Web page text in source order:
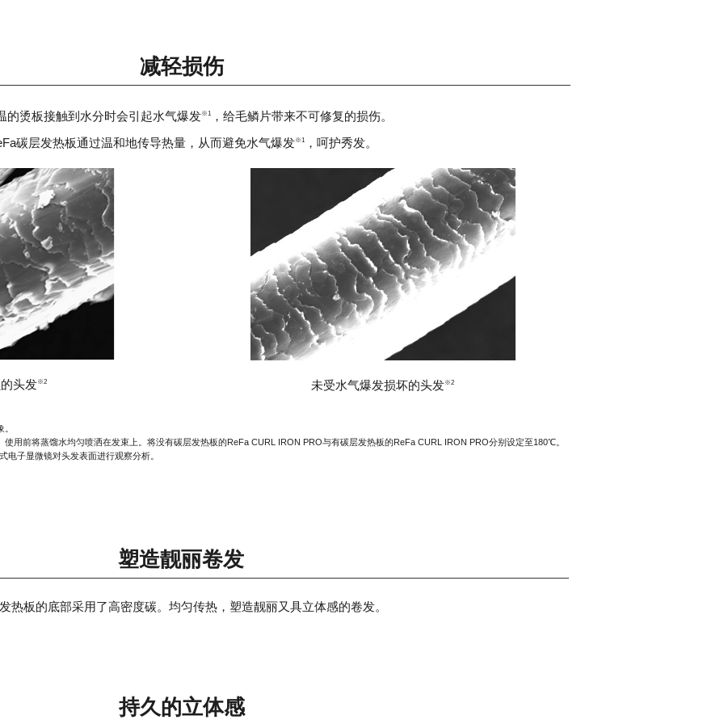
减轻损伤
的烫板接触到水分时会引起水气爆发※1
，给毛鳞片带来不可修复的损伤。
碳层发热板通过温和地传导热量，从而避免水气爆发※1，呵护秀发。
头发※2 未受水气爆发损坏的头发※2
用前将蒸馏水均匀喷洒在发束上。将没有碳层发热板的ReFa CURL IRON PRO与有碳层发热板的ReFa CURL IRON PRO分别设定至180℃。
电子显微镜对头发表面进行观察分析。
塑造靓丽卷发
热板的底部采用了高密度碳。均匀传热，塑造靓丽又具立体感的卷发。
持久的立体感